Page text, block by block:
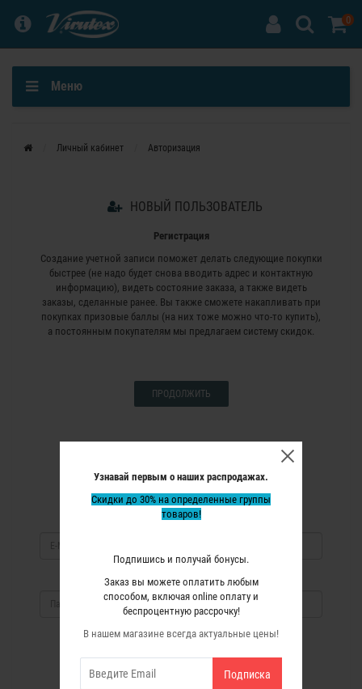
Узнавай первым о наших распродажах.
Скидки до 30% на определенные группы
товаров!
Подпишись и получай бонусы.
Заказ вы можете оплатить любым
способом, включая online оплату и
беспроцентную рассрочку!
В нашем магазине всегда актуальные цены!
Подписка
0
Меню
Личный кабинет Авторизация
НОВЫЙ ПОЛЬЗОВАТЕЛЬ
Регистрация
Создание учетной записи поможет делать следующие покупки
быстрее (не надо будет снова вводить адрес и контактную
информацию), видеть состояние заказа, а также видеть
заказы, сделанные ранее. Вы также сможете накапливать при
покупках призовые баллы (на них тоже можно что-то купить),
а постоянным покупателям мы предлагаем систему скидок.
ПРОДОЛЖИТЬ
Я УЖЕ ЗАРЕГИСТРИРОВАН
Авторизация
E-Mail:
Пароль: